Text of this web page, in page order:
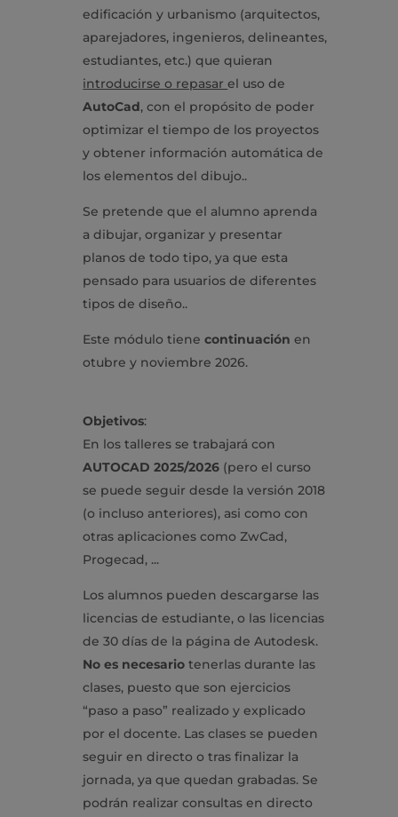
edificación y urbanismo (arquitectos,
aparejadores, ingenieros, delineantes,
estudiantes, etc.) que quieran
introducirse o repasarel uso de
AutoCad, con el propósito de poder
optimizar el tiempo de los proyectos
y obtener información automática de
los elementos del dibujo..
Se pretende que el alumno aprenda
a dibujar, organizar y presentar
planos de todo tipo, ya que esta
pensado para usuarios de diferentes
tipos de diseño..
Este módulo tienecontinuación en
otubre y noviembre 2026.
Objetivos:
En los talleres se trabajará con
AUTOCAD 2025/2026 (pero el curso
se puede seguir desde la versión 2018
(o incluso anteriores), asi como con
otras aplicaciones como ZwCad,
Progecad, ...
Los alumnos pueden descargarse las
licencias de estudiante, o las licencias
de 30 días de la página de Autodesk.
No es necesariotenerlas durante las
clases, puesto que son ejercicios
“paso a paso” realizado y explicado
por el docente. Las clases se pueden
seguir en directo o tras finalizar la
jornada, ya que quedan grabadas. Se
podrán realizar consultas en directo